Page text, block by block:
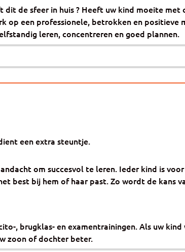
dit de sfeer in huis ? Heeft uw kind moeite
op een professionele, betrokken en positieve
leren, concentreren en goed plannen.
een extra steuntje.
om succesvol te leren. Ieder kind is
best bij hem of haar past. Zo wordt de kans
, brugklas- en examentrainingen. Als uw
zoon of dochter beter.